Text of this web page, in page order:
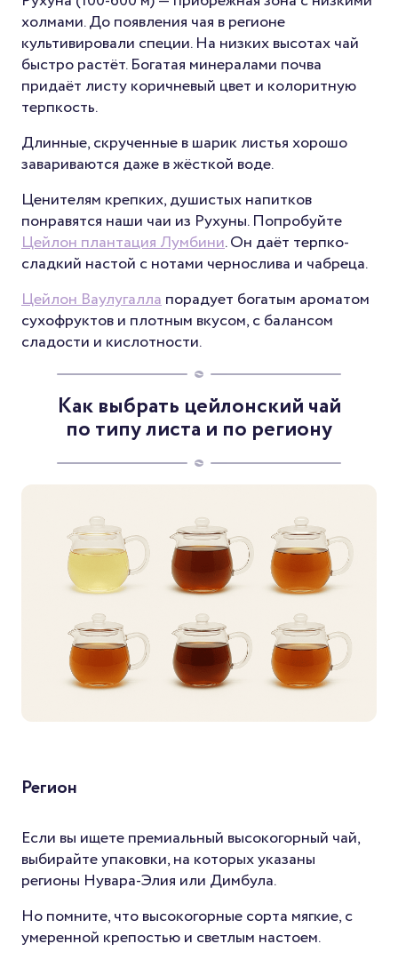
холмами. До появления чая в регионе
культивировали специи. На низких высотах чай
быстро растёт. Богатая минералами почва
придаёт листу коричневый цвет и колоритную
терпкость.
Длинные, скрученные в шарик листья хорошо
завариваются даже в жёсткой воде.
Ценителям крепких, душистых напитков
понравятся наши чаи из Рухуны. Попробуйте
Цейлон плантация Лумбини. Он даёт терпко-
сладкий настой с нотами чернослива и чабреца.
Цейлон Ваулугаллапорадует богатым ароматом
сухофруктов и плотным вкусом, с балансом
сладости и кислотности.
Как выбрать цейлонский чай
по типу листа и по региону
Регион
Если вы ищете премиальный высокогорный чай,
выбирайте упаковки, на которых указаны
регионы Нувара-Элия или Димбула.
Но помните, что высокогорные сорта мягкие, с
умеренной крепостью и светлым настоем.